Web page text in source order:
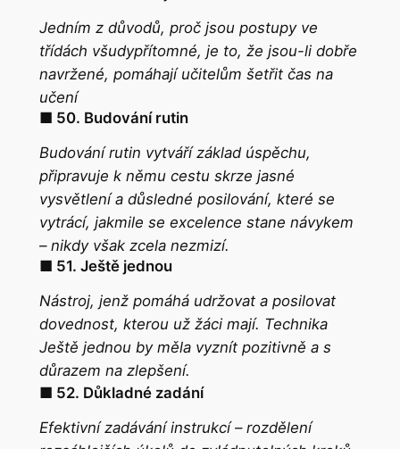
Jedním z důvodů, proč jsou postupy ve
třídách všudypřítomné, je to, že jsou-li dobře
navržené, pomáhají učitelům šetřit čas na
učení
■ 50. Budování rutin
Budování rutin vytváří základ úspěchu,
připravuje k němu cestu skrze jasné
vysvětlení a důsledné posilování, které se
vytrácí, jakmile se excelence stane návykem
– nikdy však zcela nezmizí.
■ 51. Ještě jednou
Nástroj, jenž pomáhá udržovat a posilovat
dovednost, kterou už žáci mají. Technika
Ještě jednouby měla vyznít pozitivně a s
důrazem na zlepšení.
■ 52. Důkladné zadání
Efektivní zadávání instrukcí – rozdělení